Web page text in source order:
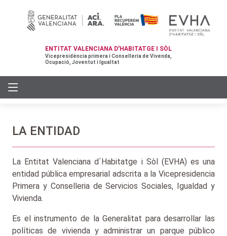
ENTITAT VALENCIANA D'HABITATGE I SÒL
Vicepresidència primera i Conselleria de Vivenda,
Ocupació, Joventut i Igualtat
LA ENTIDAD
La Entitat Valenciana d´Habitatge i Sòl (EVHA) es una
entidad pública empresarial adscrita a la Vicepresidencia
Primera y Conselleria de Servicios Sociales, Igualdad y
Vivienda.
Es el instrumento de la Generalitat para desarrollar las
políticas de vivienda y administrar un parque público